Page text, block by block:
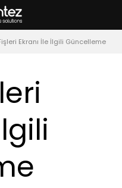
Ekranı İle İlgili Güncelleme